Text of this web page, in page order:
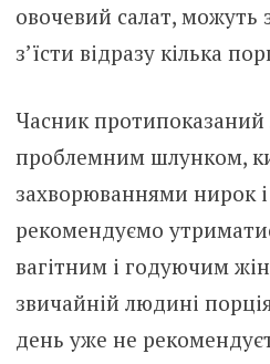
овочевий салат,
з’їсти відразу кілька
Часник
проблемним шлунком,
захворюваннями нирок
рекомендуємо
вагітним і годуючим
звичайній людині
день уже не